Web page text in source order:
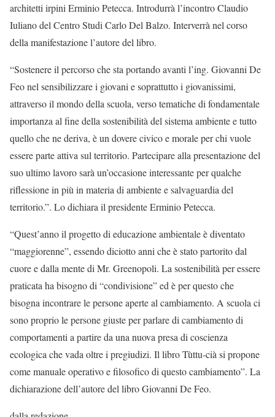
architetti irpini Erminio Petecca. Introdurrà l’incontro Claudio
Iuliano del Centro Studi Carlo Del Balzo. Interverrà nel corso
della manifestazione l’autore del libro.
“Sostenere il percorso che sta portando avanti l’ing. Giovanni De
Feo nel sensibilizzare i giovani e soprattutto i giovanissimi,
attraverso il mondo della scuola, verso tematiche di fondamentale
importanza al fine della sostenibilità del sistema ambiente e tutto
quello che ne deriva, è un dovere civico e morale per chi vuole
essere parte attiva sul territorio. Partecipare alla presentazione del
suo ultimo lavoro sarà un’occasione interessante per qualche
riflessione in più in materia di ambiente e salvaguardia del
territorio.”. Lo dichiara il presidente Erminio Petecca.
“Quest’anno il progetto di educazione ambientale è diventato
“maggiorenne”, essendo diciotto anni che è stato partorito dal
cuore e dalla mente di Mr. Greenopoli. La sostenibilità per essere
praticata ha bisogno di “condivisione” ed è per questo che
bisogna incontrare le persone aperte al cambiamento. A scuola ci
sono proprio le persone giuste per parlare di cambiamento di
comportamenti a partire da una nuova presa di coscienza
ecologica che vada oltre i pregiudizi. Il libro Tùttu-cià si propone
come manuale operativo e filosofico di questo cambiamento”. La
dichiarazione dell’autore del libro Giovanni De Feo.